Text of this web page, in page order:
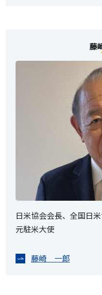
藤
日米協会会長、全国日
元駐米大使
藤崎 一郎